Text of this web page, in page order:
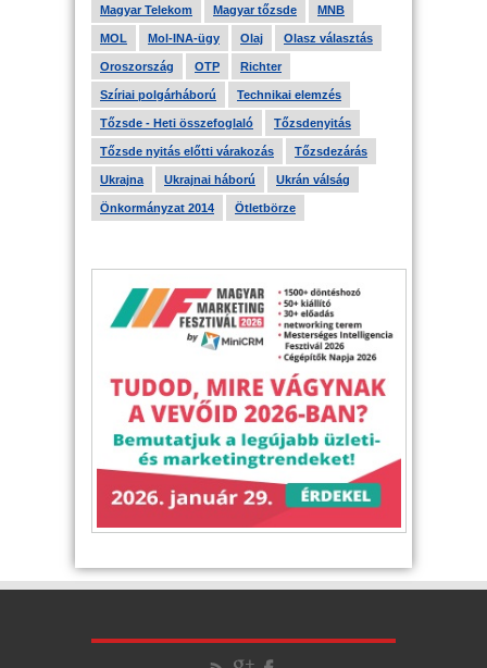
Magyar Telekom Magyar tőzsde MNB
MOL Mol-INA-ügy Olaj Olasz választás
Oroszország OTP Richter
Szíriai polgárháború Technikai elemzés
Tőzsde - Heti összefoglaló Tőzsdenyitás
Tőzsde nyitás előtti várakozás Tőzsdezárás
Ukrajna Ukrajnai háború Ukrán válság
Önkormányzat 2014 Ötletbörze